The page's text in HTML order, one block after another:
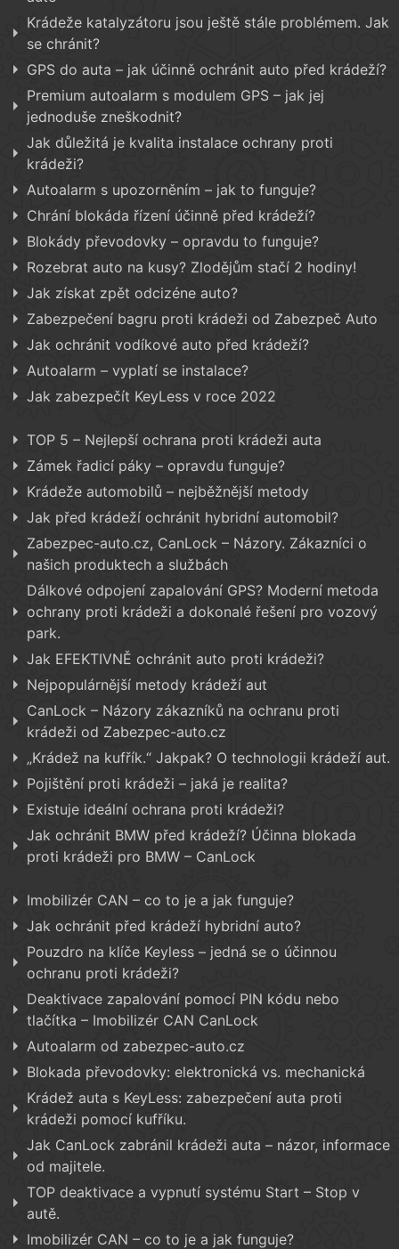
Krádeže katalyzátoru jsou ještě stále problémem. Jak
se chránit?
GPS do auta – jak účinně ochránit auto před krádeží?
Premium autoalarm s modulem GPS – jak jej
jednoduše zneškodnit?
Jak důležitá je kvalita instalace ochrany proti
krádeži?
Autoalarm s upozorněním – jak to funguje?
Chrání blokáda řízení účinně před krádeží?
Blokády převodovky – opravdu to funguje?
Rozebrat auto na kusy? Zlodějům stačí 2 hodiny!
Jak získat zpět odcizéne auto?
Zabezpečení bagru proti krádeži od Zabezpeč Auto
Jak ochránit vodíkové auto před krádeží?
Autoalarm – vyplatí se instalace?
Jak zabezpečít KeyLess v roce 2022
TOP 5 – Nejlepší ochrana proti krádeži auta
Zámek řadicí páky – opravdu funguje?
Krádeže automobilů – nejběžnější metody
Jak před krádeží ochránit hybridní automobil?
Zabezpec-auto.cz, CanLock – Názory. Zákazníci o
našich produktech a službách
Dálkové odpojení zapalování GPS? Moderní metoda
ochrany proti krádeži a dokonalé řešení pro vozový
park.
Jak EFEKTIVNĚ ochránit auto proti krádeži?
Nejpopulárnější metody krádeží aut
CanLock – Názory zákazníků na ochranu proti
krádeži od Zabezpec-auto.cz
„Krádež na kufřík.“ Jakpak? O technologii krádeží aut.
Pojištění proti krádeži – jaká je realita?
Existuje ideální ochrana proti krádeži?
Jak ochránit BMW před krádeží? Účinna blokada
proti krádeži pro BMW – CanLock
Imobilizér CAN – co to je a jak funguje?
Jak ochránit před krádeží hybridní auto?
Pouzdro na klíče Keyless – jedná se o účinnou
ochranu proti krádeži?
Deaktivace zapalování pomocí PIN kódu nebo
tlačítka – Imobilizér CAN CanLock
Autoalarm od zabezpec-auto.cz
Blokada převodovky: elektronická vs. mechanická
Krádež auta s KeyLess: zabezpečení auta proti
krádeži pomocí kufříku.
Jak CanLock zabránil krádeži auta – názor, informace
od majitele.
TOP deaktivace a vypnutí systému Start – Stop v
autě.
Imobilizér CAN – co to je a jak funguje?